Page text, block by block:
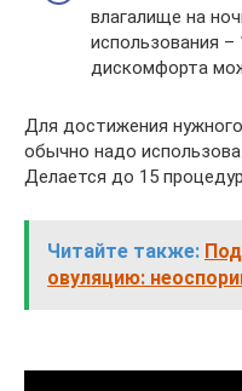
влагалище на
использования –
дискомфорта
Для достижения
обычно надо
Делается до 15 процедур.
Читайте также:
овуляцию: